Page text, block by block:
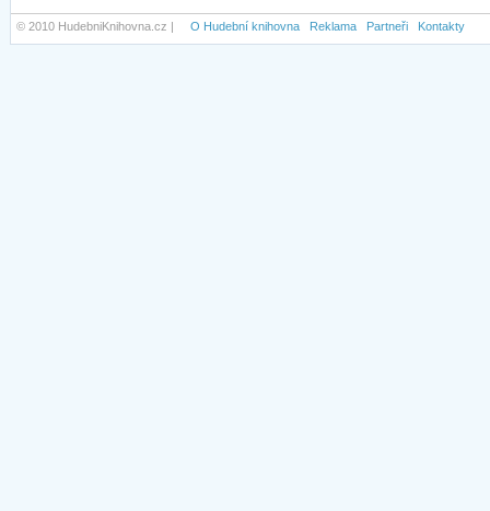
© 2010 HudebniKnihovna.cz | O Hudební knihovna Reklama Partneři Kontakty